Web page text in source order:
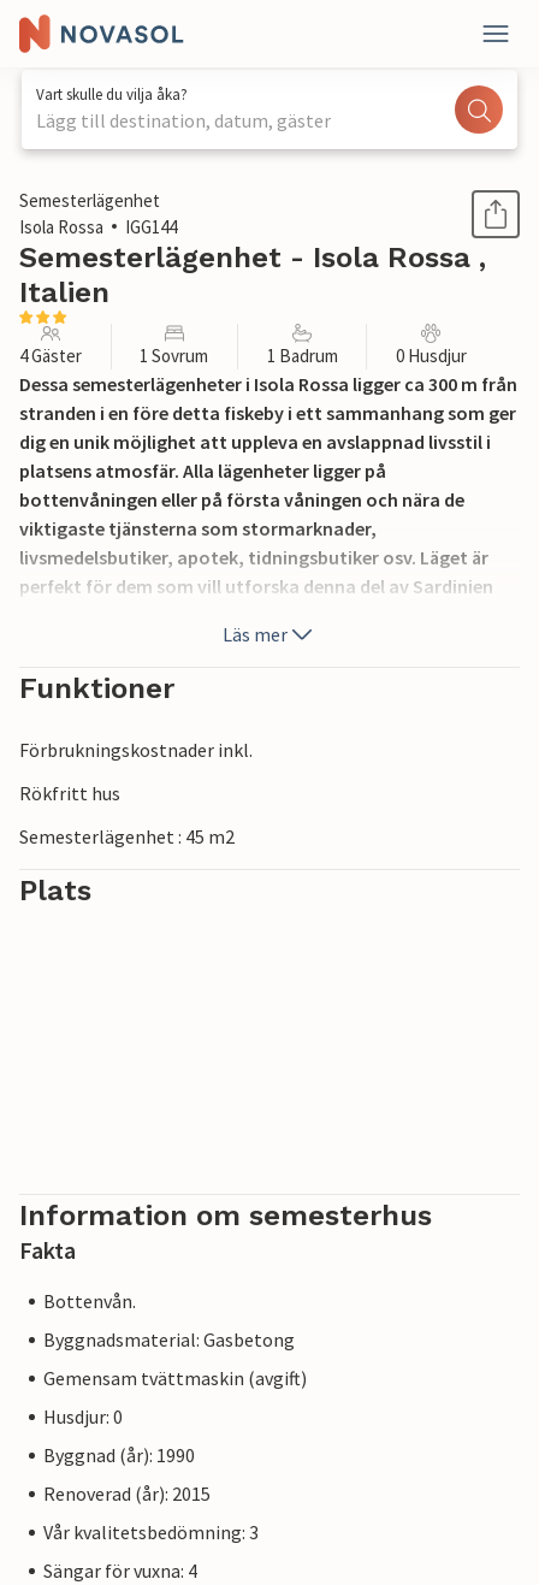
Vart skulle du vilja åka?
Lägg till destination, datum, gäster
1 / 15
Semesterlägenhet
Isola Rossa
IGG144
Semesterlägenhet - Isola Rossa ,
Italien
4 Gäster 1 Sovrum 1 Badrum 0 Husdjur
Dessa semesterlägenheter i Isola Rossa ligger ca 300 m från
stranden i en före detta fiskeby i ett sammanhang som ger
dig en unik möjlighet att uppleva en avslappnad livsstil i
platsens atmosfär. Alla lägenheter ligger på
bottenvåningen eller på första våningen och nära de
viktigaste tjänsterna som stormarknader,
livsmedelsbutiker, apotek, tidningsbutiker osv. Läget är
perfekt för dem som vill utforska denna del av Sardinien
komplexet finns bostäderna IGG142-143-144-145-146-147.
Bilderna är endast exempelbilder.
Läs mer
Funktioner
Förbrukningskostnader inkl.
Rökfritt hus
Semesterlägenhet : 45 m2
Plats
Information om semesterhus
Fakta
Bottenvån.
Byggnadsmaterial: Gasbetong
Gemensam tvättmaskin (avgift)
Husdjur: 0
Byggnad (år): 1990
Renoverad (år): 2015
Vår kvalitetsbedömning: 3
Sängar för vuxna: 4